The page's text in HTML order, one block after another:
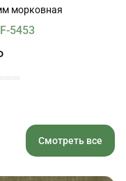
морковная
5453
Смотреть все